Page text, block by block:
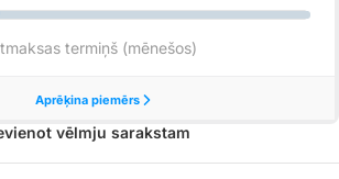
vēlmju sarakstam